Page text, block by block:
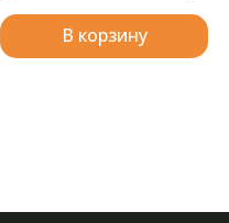
В корзину